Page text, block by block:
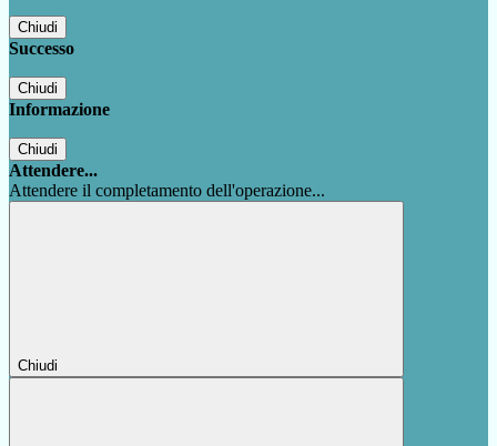
Chiudi
Successo
Chiudi
Informazione
Chiudi
Attendere...
Attendere il completamento dell'operazione...
Chiudi